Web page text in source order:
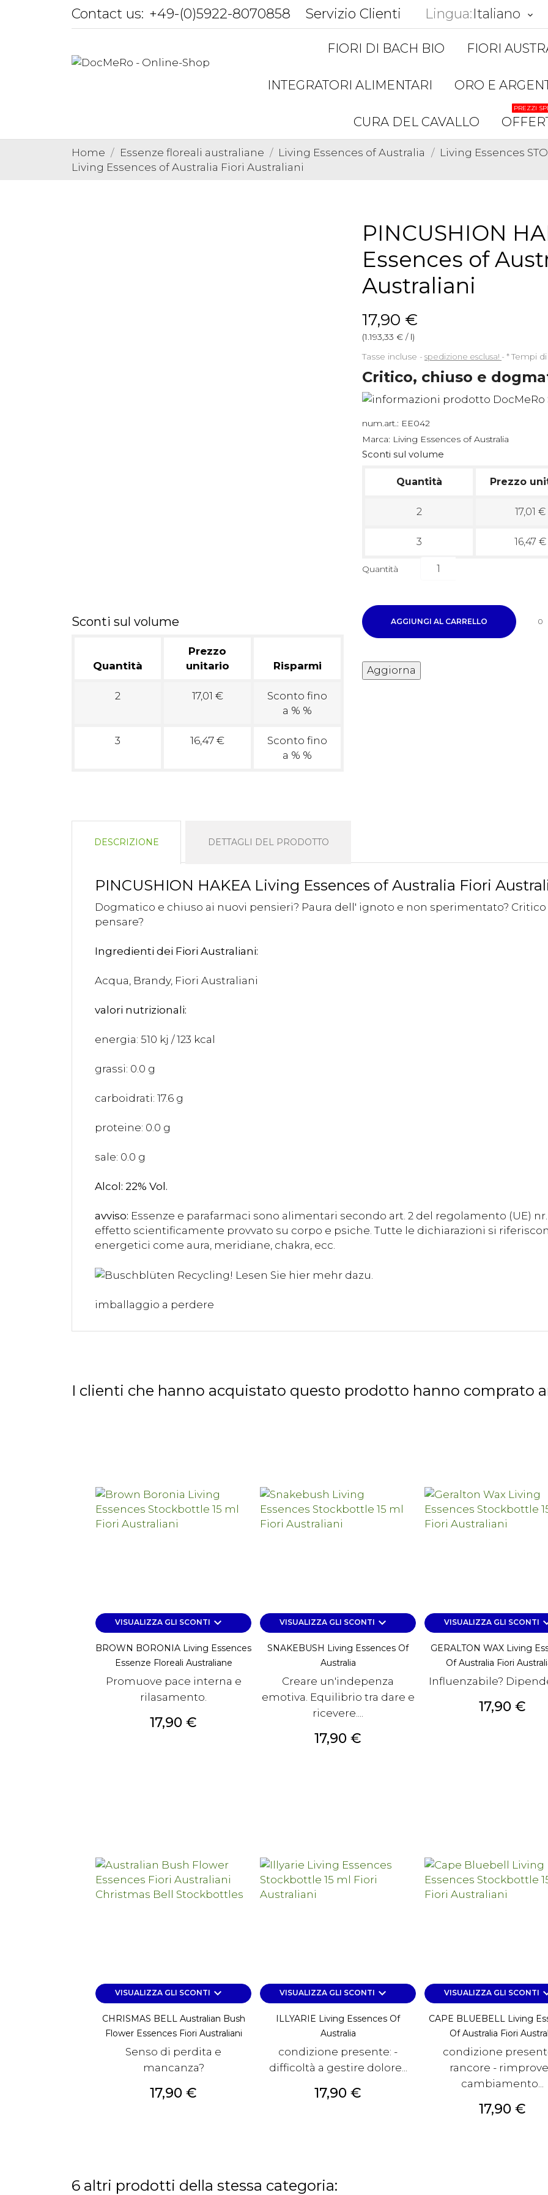
Contact us: +49-(0)5922-8070858 Servizio Clienti Lingua:Italiano keyboard_arrow_down
FIORI DI BACH BIO FIORI
INTEGRATORI ALIMENTARI ORO E
CURA DEL CAVALLO
PREZZI
Home Essenze floreali australiane Living Essences of Australia Living Essences
Living Essences of Australia Fiori Australiani
Sconti sul volume
Quantità
Prezzo
unitario
Risparmi
2 17,01 €
Sconto fino
a % %
3 16,47 €
Sconto fino
a % %
PINCUSHION
Essences of
Australiani
17,90 €
(1.193,33 € / l)
Tasse incluse
spedizione esclusa! *Tempi
Critico, chiuso e
num.art.: EE042
Marca: Living Essences of Australia
Sconti sul volume
Quantità Prezzo
2 17,01 €
3 16,47 €
Quantità
AGGIUNGI AL CARRELLO 0
DESCRIZIONE DETTAGLI DEL PRODOTTO
PINCUSHION HAKEA Living Essences of Australia Fiori
Dogmatico e chiuso ai nuovi pensieri? Paura dell' ignoto e non sperimentato?
pensare?
Ingredienti dei Fiori Australiani:
Acqua, Brandy, Fiori Australiani
valori nutrizionali:
energia: 510 kj / 123 kcal
grassi: 0.0 g
carboidrati: 17.6 g
proteine: 0.0 g
sale: 0.0 g
Alcol: 22% Vol.
avviso: Essenze e parafarmaci sono alimentari secondo art. 2 del regolamento (UE)
effetto scientificamente provvato su corpo e psiche. Tutte le dichiarazioni si
energetici come aura, meridiane, chakra, ecc.
imballaggio a perdere
I clienti che hanno acquistato questo prodotto hanno comprato
VISUALIZZA GLI SCONTI keyboard_arrow_down
BROWN BORONIA Living Essences
Essenze Floreali Australiane
Promuove pace interna e
rilasamento.
Prezzo
17,90 €
VISUALIZZA GLI SCONTI keyboard_arrow_down
SNAKEBUSH Living Essences Of
Australia
Creare un'indepenza
emotiva. Equilibrio tra dare e
ricevere....
Prezzo
17,90 €
VISUALIZZA GLI SCONTI
GERALTON WAX Living
Of Australia Fiori
Influenzabile?
Prezzo
17,90 €
VISUALIZZA GLI SCONTI keyboard_arrow_down
CHRISMAS BELL Australian Bush
Flower Essences Fiori Australiani
Senso di perdita e
mancanza?
Prezzo
17,90 €
VISUALIZZA GLI SCONTI keyboard_arrow_down
ILLYARIE Living Essences Of
Australia
condizione presente: -
difficoltà a gestire dolore...
Prezzo
17,90 €
VISUALIZZA GLI SCONTI
CAPE BLUEBELL Living
Of Australia Fiori
condizione
rancore -
cambiamento...
Prezzo
17,90 €
6 altri prodotti della stessa categoria: